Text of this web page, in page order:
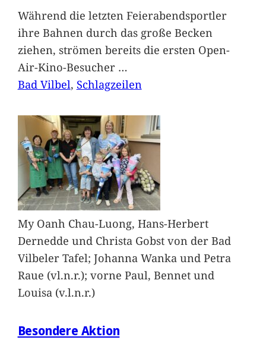
Während die letzten Feierabendsportler
ihre Bahnen durch das große Becken
ziehen, strömen bereits die ersten Open-
Air-Kino-Besucher …
Bad Vilbel, Schlagzeilen
My Oanh Chau-Luong, Hans-Herbert
Dernedde und Christa Gobst von der Bad
Vilbeler Tafel; Johanna Wanka und Petra
Raue (vl.n.r.); vorne Paul, Bennet und
Louisa (v.l.n.r.)
Besondere Aktion